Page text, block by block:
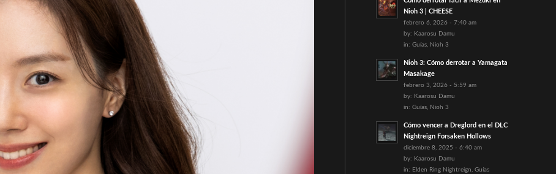
Nioh 3 | CHEESE
febrero 6, 2026 - 7:40 am
by: Kaarosu Damu
in: Guías, Nioh 3
Nioh 3: Cómo derrotar a Yamagata
Masakage
febrero 3, 2026 - 5:59 am
by: Kaarosu Damu
in: Guías, Nioh 3
Cómo vencer a Dreglord en el DLC
Nightreign Forsaken Hollows
diciembre 8, 2025 - 6:40 am
by: Kaarosu Damu
in: Elden Ring Nightreign, Guías